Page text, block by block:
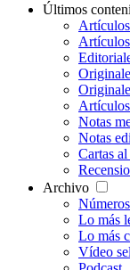
Últimos
Notas
Notas
Cartas
Archivo
Lo más
Lo más
Vídeo